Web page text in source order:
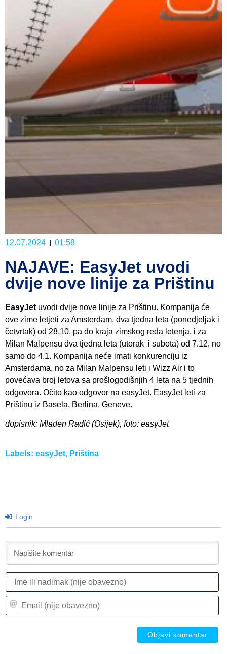
12.07.2024 01:58
NAJAVE: EasyJet uvodi
dvije nove linije za Prištinu
EasyJet uvodi dvije nove linije za Prištinu. Kompanija će
ove zime letjeti za Amsterdam, dva tjedna leta (ponedjeljak i
četvrtak) od 28.10. pa do kraja zimskog reda letenja, i za
Milan Malpensu dva tjedna leta (utorak i subota) od 7.12, no
samo do 4.1. Kompanija neće imati konkurenciju iz
Amsterdama, no za Milan Malpensu leti i Wizz Air i to
povećava broj letova sa prošlogodišnjih 4 leta na 5 tjednih
odgovora. Očito kao odgovor na easyJet. EasyJet leti za
Prištinu iz Basela, Berlina, Geneve.
dopisnik: Mladen Radić (Osijek), foto: easyJet
Labels: easyJet, Priština
Login